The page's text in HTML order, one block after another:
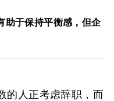
助于保持平衡感，但企
的人正考虑辞职，而